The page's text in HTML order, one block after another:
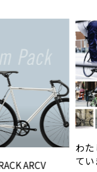
ARCV
わ
て